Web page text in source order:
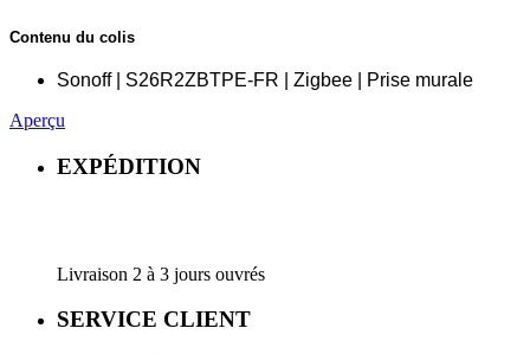
Contenu du colis
Sonoff | S26R2ZBTPE-FR | Zigbee | Prise murale
Aperçu
EXPÉDITION
Livraison 2 à 3 jours ouvrés
SERVICE CLIENT